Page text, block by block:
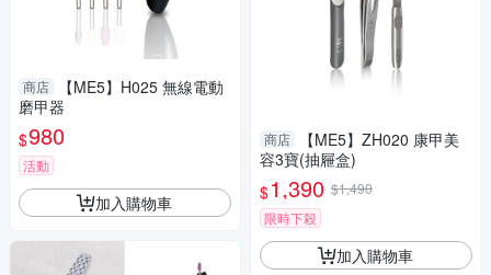
商店
【ME5】H025 無線電動
磨甲器
$980
活動
加入購物車
商店
【ME5】ZH020 康甲美
容3寶(抽屜盒)
$1,390 $1,490
限時下殺
加入購物車